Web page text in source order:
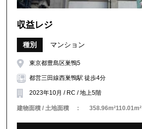
収益レジ
種別 マンション
東京都豊島区巣鴨5
都営三田線西巣鴨駅 徒歩4分
2023年10月 / RC / 地上5階
建物面積 / 土地面積 ： 358.96m²110.01m²